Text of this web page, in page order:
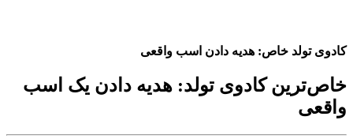
کادوی تولد خاص: هدیه دادن اسب واقعی
خاص‌ترین کادوی تولد: هدیه دادن یک اسب
واقعی